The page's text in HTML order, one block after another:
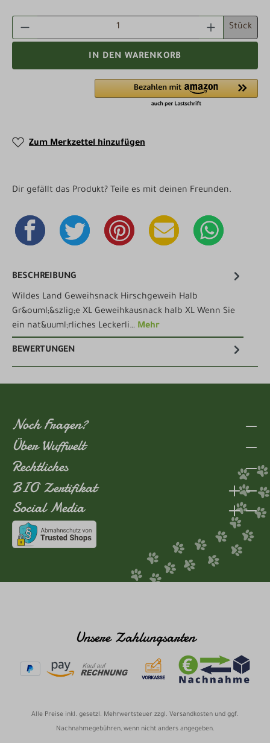
PRODUKT ANZAHL: GIB DEN GEWÜNSCHTEN
Stück
IN DEN WARENKORB
Zum Merkzettel hinzufügen
Dir gefällt das Produkt? Teile es mit deinen Freunden.
BESCHREIBUNG
Wildes Land Geweihsnack Hirschgeweih Halb
Gr&ouml;&szlig;e XL Geweihkausnack halb XL Wenn Sie
ein nat&uuml;rliches Leckerli… Mehr
BEWERTUNGEN
Noch Fragen?
Über Wuffwelt
Rechtliches
BIO Zertifikat
Social Media
Unsere Zahlungsarten
Alle Preise inkl. gesetzl. Mehrwertsteuer zzgl. Versandkosten und ggf.
Nachnahmegebühren, wenn nicht anders angegeben.